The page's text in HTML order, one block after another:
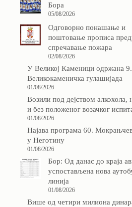
Бора
05/08/2026
Одговорно понашање и
поштовање прописа
спречавање пожара
02/08/2026
У Великој Каменици одржана 9.
Великокаменичка гулашијада
01/08/2026
Возили под дејством алкохола,
и без положеног возачког
01/08/2026
Најава програма 60.
у Неготину
01/08/2026
Бор: Од данас до краја
успостављена нова
линија
01/08/2026
Више од четири милиона